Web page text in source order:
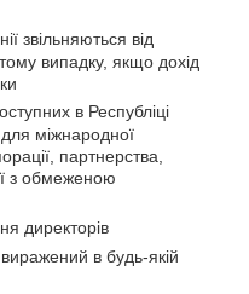
звільняються від
випадку, якщо дохід
в Республіці
міжнародної
партнерства,
з обмеженою
директорів
в будь-якій